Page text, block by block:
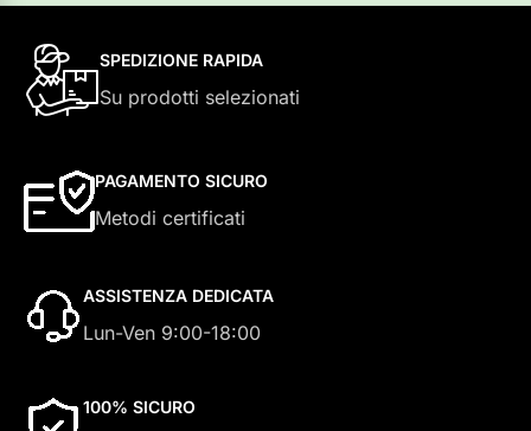
SPEDIZIONE RAPIDA
Su prodotti selezionati
PAGAMENTO SICURO
Metodi certificati
ASSISTENZA DEDICATA
Lun-Ven 9:00-18:00
100% SICURO